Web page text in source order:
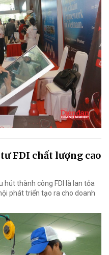
FDI chất lượng cao
thành công FDI là lan tỏa
phát triển tạo ra cho doanh